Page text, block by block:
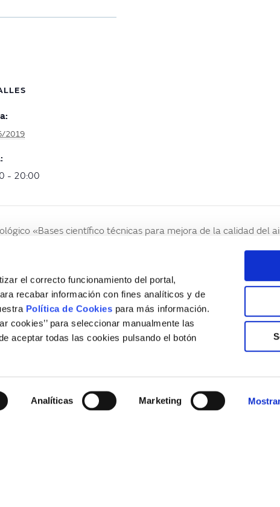
el correcto funcionamiento del portal,
recabar información con fines analíticos y de
Política de Cookies para más información.
cookies’’ para seleccionar manualmente las
aceptar todas las cookies pulsando el botón
Analíticas Marketing
2019
- 20:00
«Bases científico técnicas para mejora de la calidad del
Política de cookies
Suscríbete